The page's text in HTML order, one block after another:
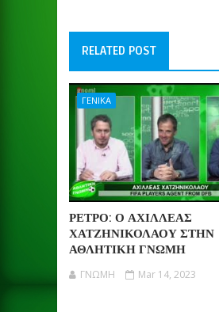
RELATED POST
ΓΕΝΙΚΑ
ΡΕΤΡΟ: Ο ΑΧΙΛΛΕΑΣ
ΧΑΤΖΗΝΙΚΟΛΑΟΥ ΣΤΗΝ
ΑΘΛΗΤΙΚΗ ΓΝΩΜΗ
ΓΝΩΜΗ Mar 14, 2023